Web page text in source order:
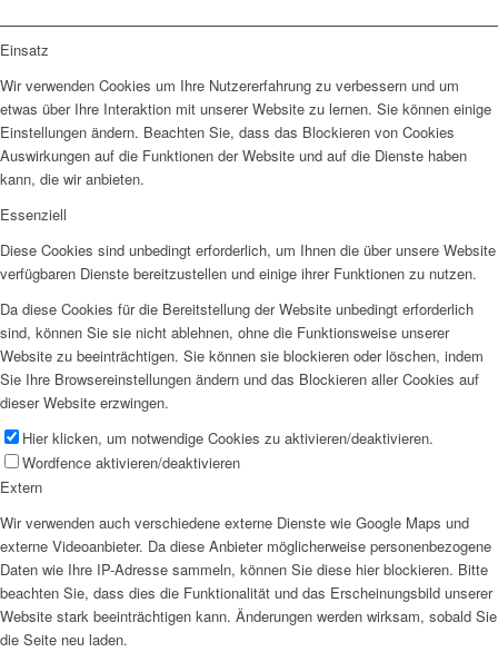
Einsatz
Wir verwenden Cookies um Ihre Nutzererfahrung zu verbessern und um
etwas über Ihre Interaktion mit unserer Website zu lernen. Sie können einige
Einstellungen ändern. Beachten Sie, dass das Blockieren von Cookies
Auswirkungen auf die Funktionen der Website und auf die Dienste haben
kann, die wir anbieten.
Essenziell
Diese Cookies sind unbedingt erforderlich, um Ihnen die über unsere Website
verfügbaren Dienste bereitzustellen und einige ihrer Funktionen zu nutzen.
Da diese Cookies für die Bereitstellung der Website unbedingt erforderlich
sind, können Sie sie nicht ablehnen, ohne die Funktionsweise unserer
Website zu beeinträchtigen. Sie können sie blockieren oder löschen, indem
Sie Ihre Browsereinstellungen ändern und das Blockieren aller Cookies auf
dieser Website erzwingen.
Hier klicken, um notwendige Cookies zu aktivieren/deaktivieren.
Wordfence aktivieren/deaktivieren
Extern
Wir verwenden auch verschiedene externe Dienste wie Google Maps und
externe Videoanbieter. Da diese Anbieter möglicherweise personenbezogene
Daten wie Ihre IP-Adresse sammeln, können Sie diese hier blockieren. Bitte
beachten Sie, dass dies die Funktionalität und das Erscheinungsbild unserer
Website stark beeinträchtigen kann. Änderungen werden wirksam, sobald Sie
die Seite neu laden.